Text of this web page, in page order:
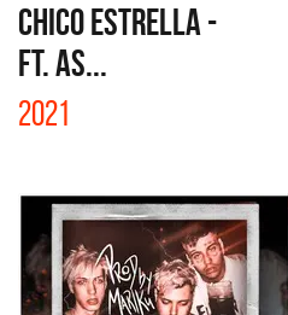
CHICO ESTRELLA -
FT. AS...
2021